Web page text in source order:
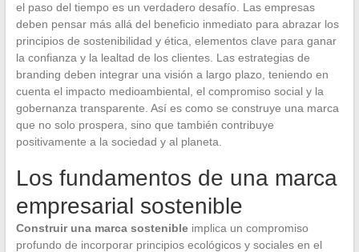
el paso del tiempo es un verdadero desafío. Las empresas
deben pensar más allá del beneficio inmediato para abrazar los
principios de sostenibilidad y ética, elementos clave para ganar
la confianza y la lealtad de los clientes. Las estrategias de
branding deben integrar una visión a largo plazo, teniendo en
cuenta el impacto medioambiental, el compromiso social y la
gobernanza transparente. Así es como se construye una marca
que no solo prospera, sino que también contribuye
positivamente a la sociedad y al planeta.
Los fundamentos de una marca
empresarial sostenible
Construir una marca sostenibleimplica un compromiso
profundo de incorporar principios ecológicos y sociales en el